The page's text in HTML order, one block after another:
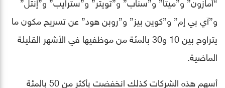
و”آي بي إم” و”كوين بيز” و”روبن هود” عن تسريح مكون ما
يتراوح بين 10 و30 بالمئة من موظفيها في الأشهر القليلة
الماضية.
أسهم هذه الشركات كذلك انخفضت بأكثر من 50 بالمئة